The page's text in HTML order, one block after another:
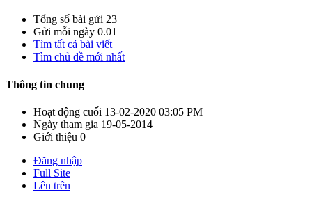
Tổng số bài gửi 23
Gửi mỗi ngày 0.01
Tìm tất cả bài viết
Tìm chủ đề mới nhất
Thông tin chung
Hoạt động cuối 13-02-2020 03:05 PM
Ngày tham gia 19-05-2014
Giới thiệu 0
Đăng nhập
Full Site
Lên trên